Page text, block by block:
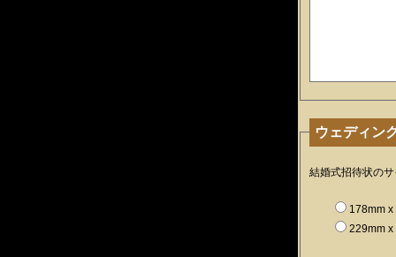
ウェディン
結婚式招待状の
178mm